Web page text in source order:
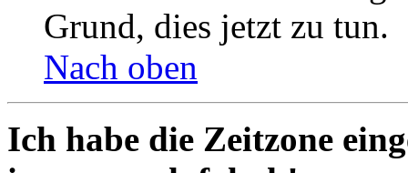
Grund, dies jetzt zu tun.
Nach oben
Ich habe die Zeitzone